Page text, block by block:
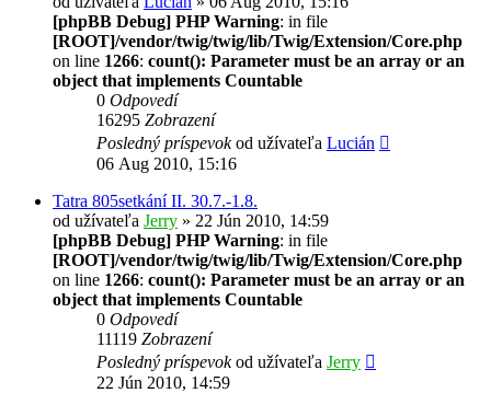
[phpBB Debug] PHP Warning: in file
[ROOT]/vendor/twig/twig/lib/Twig/Extension/Core.php
on line 1266: count(): Parameter must be an array or an
object that implements Countable
0 Odpovedí
16295 Zobrazení
Posledný príspevokod užívateľa Lucián
06 Aug 2010, 15:16
Tatra 805setkání II. 30.7.-1.8.
od užívateľa Jerry » 22 Jún 2010, 14:59
[phpBB Debug] PHP Warning: in file
[ROOT]/vendor/twig/twig/lib/Twig/Extension/Core.php
on line 1266: count(): Parameter must be an array or an
object that implements Countable
0 Odpovedí
11119 Zobrazení
Posledný príspevokod užívateľa Jerry
22 Jún 2010, 14:59